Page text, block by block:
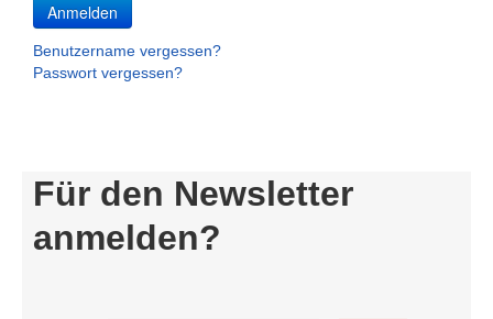
Anmelden
Benutzername vergessen?
Passwort vergessen?
Für den Newsletter
anmelden?